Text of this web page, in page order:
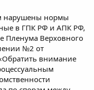
нарушены нормы
в ГПК РФ и АПК РФ,
Пленума Верховного
№2 от
внимание